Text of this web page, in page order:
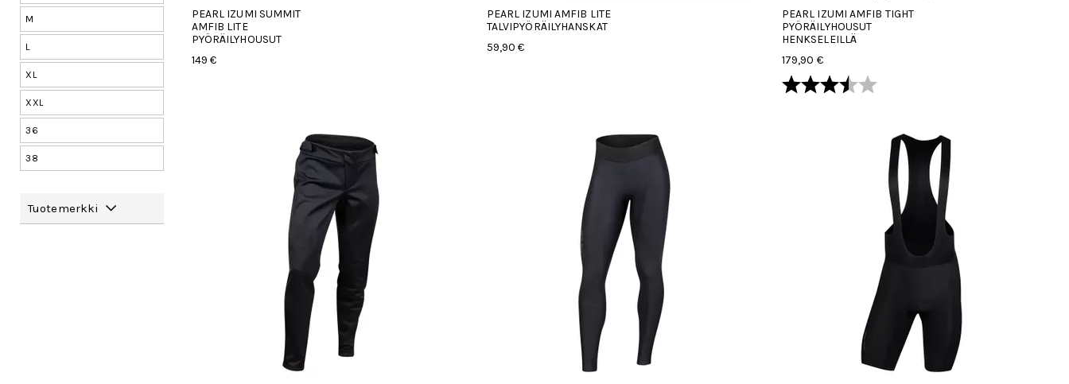
M
L
XL
XXL
36
38
Tuotemerkki
PEARL IZUMI SUMMIT
AMFIB LITE
PYÖRÄILYHOUSUT
149 €
PEARL IZUMI AMFIB LITE
TALVIPYÖRÄILYHANSKAT
59,90 €
PEARL IZUMI AMFIB TIGHT
PYÖRÄILYHOUSUT
HENKSELEILLÄ
179,90 €
Arvio: 3.5 5:sta tähdestä